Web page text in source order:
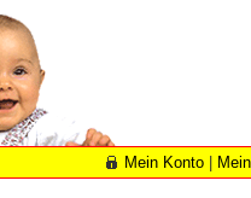
Mein Konto